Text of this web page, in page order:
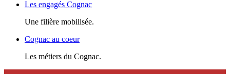
Les engagés Cognac
Une filière mobilisée.
Cognac au coeur
Les métiers du Cognac.